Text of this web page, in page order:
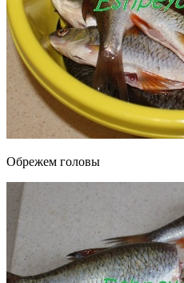
Обрежем головы